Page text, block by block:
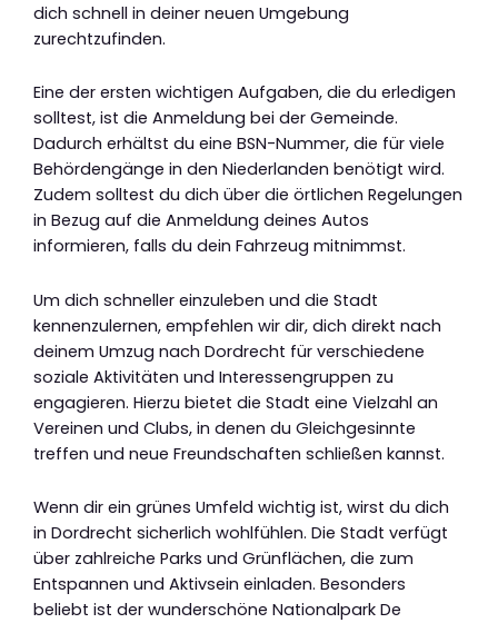
dich schnell in deiner neuen Umgebung
zurechtzufinden.
Eine der ersten wichtigen Aufgaben, die du erledigen
solltest, ist die Anmeldung bei der Gemeinde.
Dadurch erhältst du eine BSN-Nummer, die für viele
Behördengänge in den Niederlanden benötigt wird.
Zudem solltest du dich über die örtlichen Regelungen
in Bezug auf die Anmeldung deines Autos
informieren, falls du dein Fahrzeug mitnimmst.
Um dich schneller einzuleben und die Stadt
kennenzulernen, empfehlen wir dir, dich direkt nach
deinem Umzug nach Dordrecht für verschiedene
soziale Aktivitäten und Interessengruppen zu
engagieren. Hierzu bietet die Stadt eine Vielzahl an
Vereinen und Clubs, in denen du Gleichgesinnte
treffen und neue Freundschaften schließen kannst.
Wenn dir ein grünes Umfeld wichtig ist, wirst du dich
in Dordrecht sicherlich wohlfühlen. Die Stadt verfügt
über zahlreiche Parks und Grünflächen, die zum
Entspannen und Aktivsein einladen. Besonders
beliebt ist der wunderschöne Nationalpark De